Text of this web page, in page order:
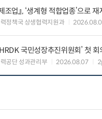
조업』, ‘생계형 적합업종’으로 재
정책국 상생협력지원과
국민성장추진위원회’ 첫 회
공단 성과관리부 2026.08.07